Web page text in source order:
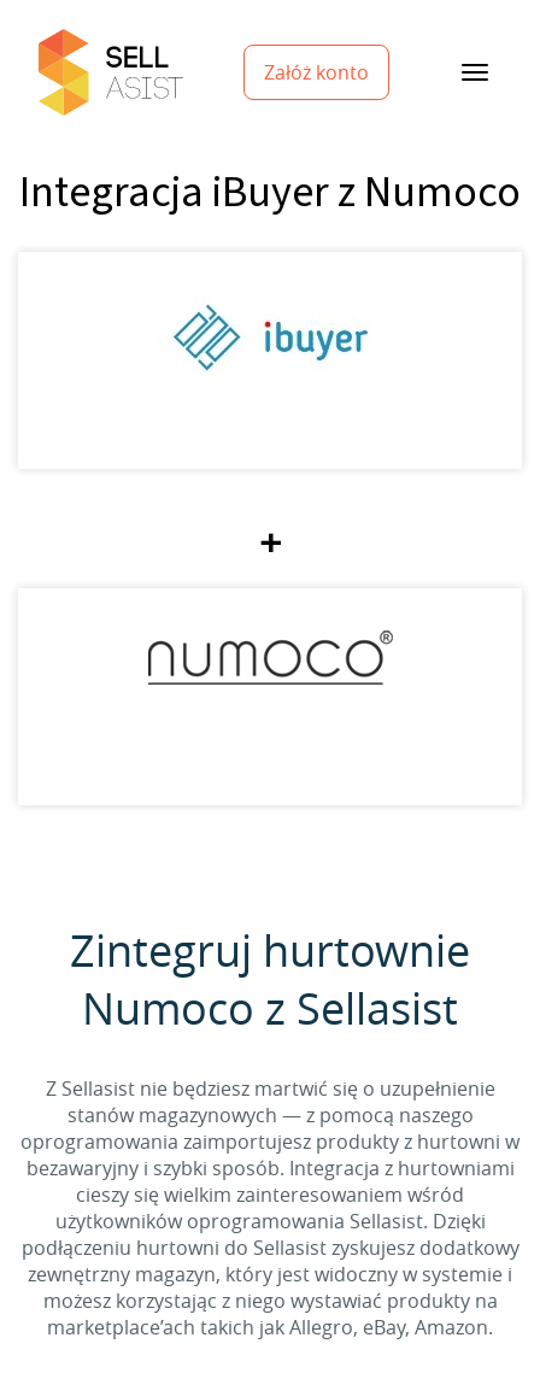
Załóż konto
Integracja iBuyer z Numoco
+
Zintegruj hurtownie
Numoco z Sellasist
Z Sellasist nie będziesz martwić się o uzupełnienie
stanów magazynowych — z pomocą naszego
oprogramowania zaimportujesz produkty z hurtowni w
bezawaryjny i szybki sposób. Integracja z hurtowniami
cieszy się wielkim zainteresowaniem wśród
użytkowników oprogramowania Sellasist. Dzięki
podłączeniu hurtowni do Sellasist zyskujesz dodatkowy
zewnętrzny magazyn, który jest widoczny w systemie i
możesz korzystając z niego wystawiać produkty na
marketplace’ach takich jak Allegro, eBay, Amazon.